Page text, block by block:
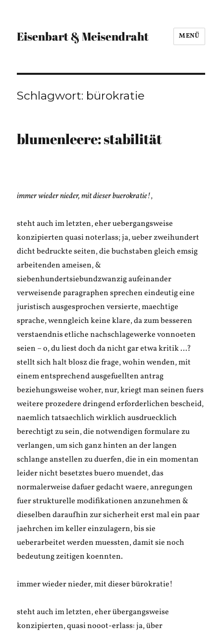
Eisenbart & Meisendraht MENÜ
Schlagwort: bürokratie
blumenleere: stabilität
immer wieder nieder, mit dieser buerokratie!,
steht auch im letzten, eher uebergangsweise
konzipierten quasi noterlass; ja, ueber zweihundert
dicht bedruckte seiten, die buchstaben gleich emsig
arbeitenden ameisen, &
siebenhundertsiebundzwanzig aufeinander
verweisende paragraphen sprechen eindeutig eine
juristisch ausgesprochen versierte, maechtige
sprache, wenngleich keine klare, da zum besseren
verstaendnis etliche nachschlagewerke vonnoeten
seien – o, du liest doch da nicht gar etwa kritik …?
stellt sich halt blosz die frage, wohin wenden, mit
einem entsprechend ausgefuellten antrag
beziehungsweise woher, nur, kriegt man seinen fuers
weitere prozedere dringend erforderlichen bescheid,
naemlich tatsaechlich wirklich ausdruecklich
berechtigt zu sein, die notwendigen formulare zu
verlangen, um sich ganz hinten an der langen
schlange anstellen zu duerfen, die in ein momentan
leider nicht besetztes buero muendet, das
normalerweise dafuer gedacht waere, anregungen
fuer strukturelle modifikationen anzunehmen &
dieselben daraufhin zur sicherheit erst mal ein paar
jaehrchen im keller einzulagern, bis sie
ueberarbeitet werden muessten, damit sie noch
bedeutung zeitigen koennten.
immer wieder nieder, mit dieser bürokratie!
steht auch im letzten, eher übergangsweise
konzipierten, quasi nooot-erlass: ja, über